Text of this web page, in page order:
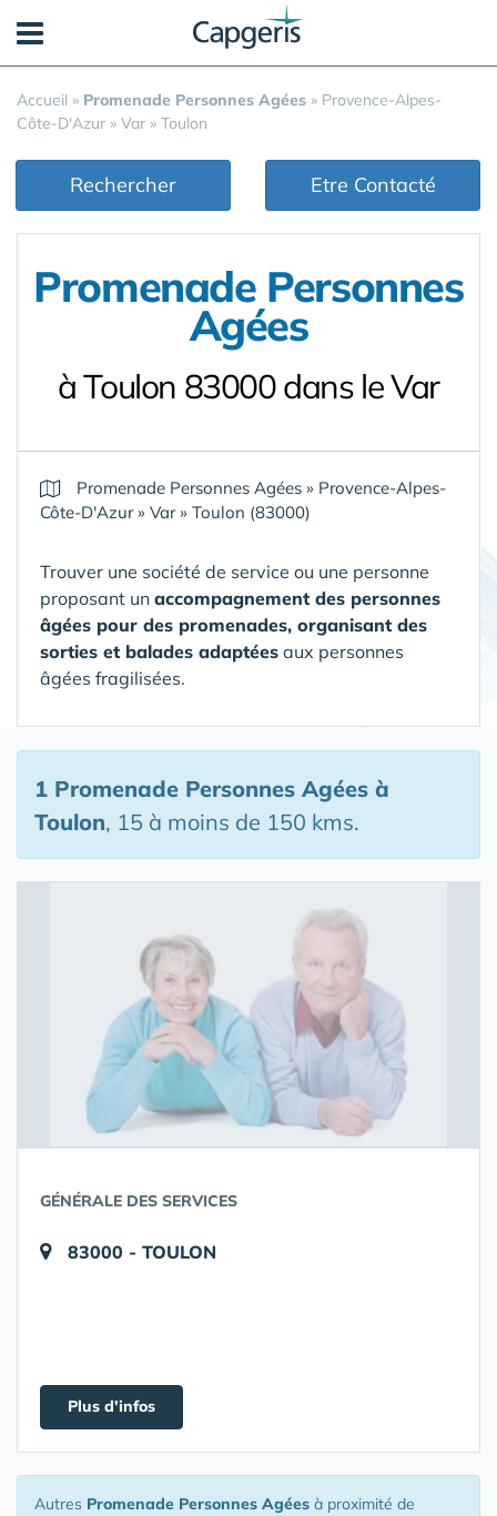
Accueil » Promenade Personnes Agées » Provence-Alpes-
Côte-D'Azur » Var » Toulon
Rechercher Etre Contacté
Promenade Personnes
Agées
à Toulon 83000 dans le Var
Promenade Personnes Agées » Provence-Alpes-
Côte-D'Azur» Var» Toulon (83000)
Trouver une société de service ou une personne
proposant un accompagnement des personnes
âgées pour des promenades, organisant des
sorties et balades adaptées aux personnes
âgées fragilisées.
1 Promenade Personnes Agées à
Toulon, 15 à moins de 150 kms.
GÉNÉRALE DES SERVICES
83000 - TOULON
Plus d'infos
Autres Promenade Personnes Agées à proximité de